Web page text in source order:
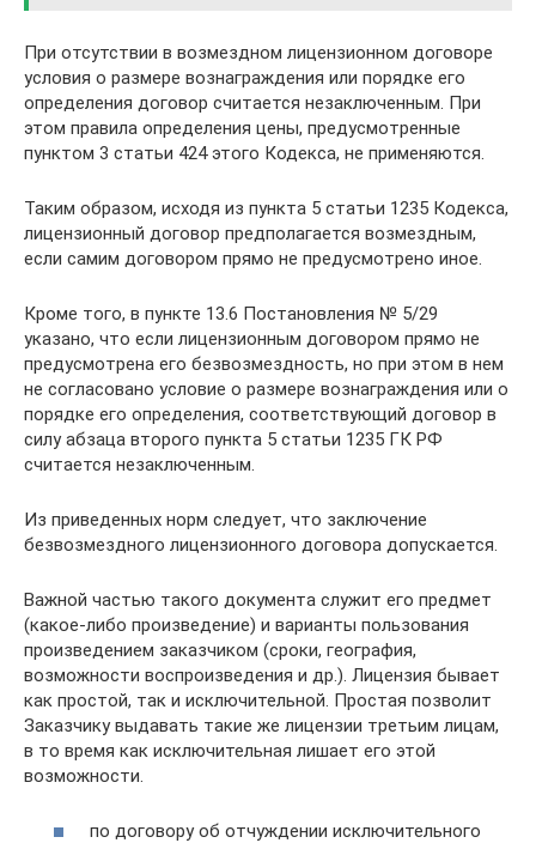
При отсутствии в возмездном лицензионном договоре
условия о размере вознаграждения или порядке его
определения договор считается незаключенным. При
этом правила определения цены, предусмотренные
пунктом 3 статьи 424 этого Кодекса, не применяются.
Таким образом, исходя из пункта 5 статьи 1235 Кодекса,
лицензионный договор предполагается возмездным,
если самим договором прямо не предусмотрено иное.
Кроме того, в пункте 13.6 Постановления № 5/29
указано, что если лицензионным договором прямо не
предусмотрена его безвозмездность, но при этом в нем
не согласовано условие о размере вознаграждения или о
порядке его определения, соответствующий договор в
силу абзаца второго пункта 5 статьи 1235 ГК РФ
считается незаключенным.
Из приведенных норм следует, что заключение
безвозмездного лицензионного договора допускается.
Важной частью такого документа служит его предмет
(какое-либо произведение) и варианты пользования
произведением заказчиком (сроки, география,
возможности воспроизведения и др.). Лицензия бывает
как простой, так и исключительной. Простая позволит
Заказчику выдавать такие же лицензии третьим лицам,
в то время как исключительная лишает его этой
возможности.
по договору об отчуждении исключительного